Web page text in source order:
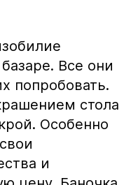
Все они
попробовать.
стола
Особенно
и